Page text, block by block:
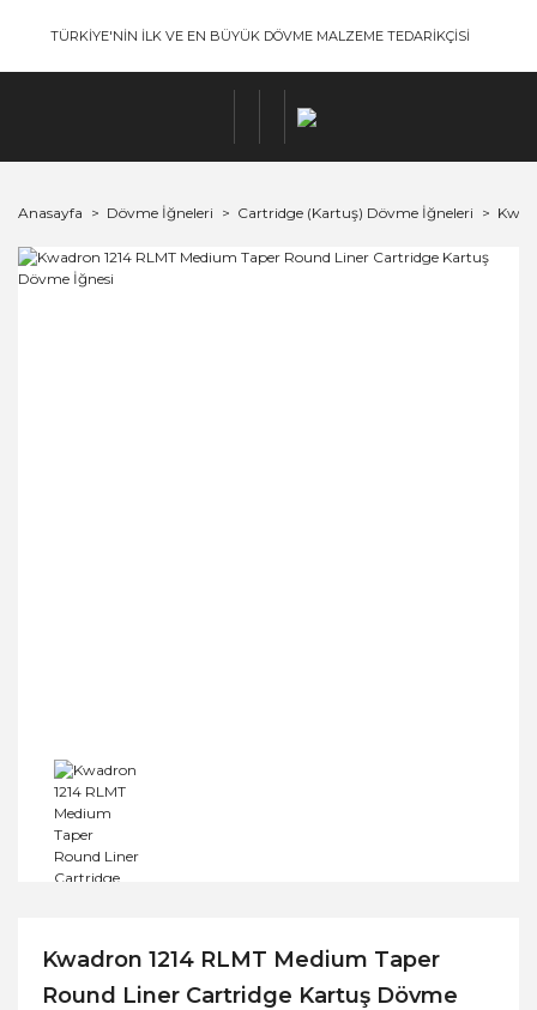
TÜRKİYE'NİN İLK VE EN BÜYÜK DÖVME MALZEME TEDARİKÇİSİ
Anasayfa Dövme İğneleri Cartridge (Kartuş) Dövme İğneleri
Kwadron 1214 RLMT Medium Taper
Round Liner Cartridge Kartuş Dövme